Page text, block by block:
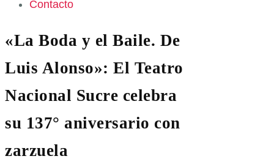
Contacto
«La Boda y el Baile. De
Luis Alonso»: El Teatro
Nacional Sucre celebra
su 137° aniversario con
zarzuela